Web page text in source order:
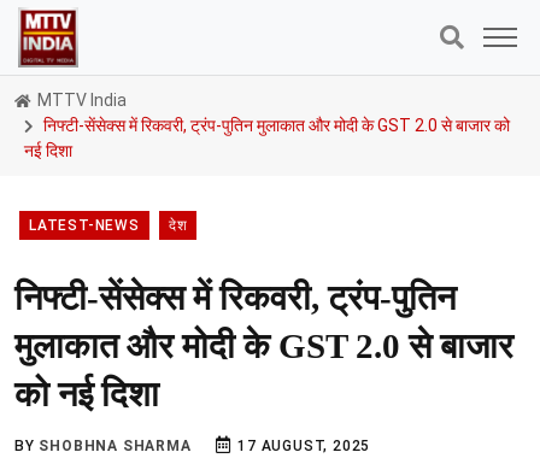
MTTV India
निफ्टी-सेंसेक्स में रिकवरी, ट्रंप-पुतिन मुलाकात और मोदी के GST 2.0 से बाजार को
नई दिशा
LATEST-NEWS देश
निफ्टी-सेंसेक्स में रिकवरी, ट्रंप-पुतिन
मुलाकात और मोदी के GST 2.0 से बाजार
को नई दिशा
BY SHOBHNA SHARMA 17 AUGUST, 2025